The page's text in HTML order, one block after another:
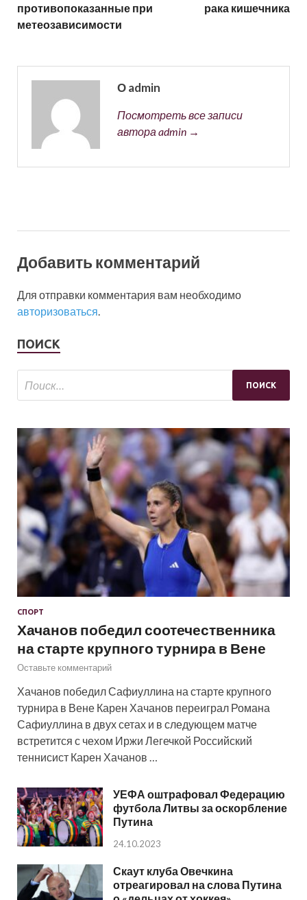
противопоказанные при
метеозависимости
рака кишечника
О admin
Посмотреть все записи
автора admin →
Добавить комментарий
Для отправки комментария вам необходимо
авторизоваться.
ПОИСК
СПОРТ
Хачанов победил соотечественника
на старте крупного турнира в Вене
Оставьте комментарий
Хачанов победил Сафиуллина на старте крупного
турнира в Вене Карен Хачанов переиграл Романа
Сафиуллина в двух сетах и в следующем матче
встретится с чехом Иржи Легечкой Российский
теннисист Карен Хачанов …
УЕФА оштрафовал Федерацию
футбола Литвы за оскорбление
Путина
24.10.2023
Скаут клуба Овечкина
отреагировал на слова Путина